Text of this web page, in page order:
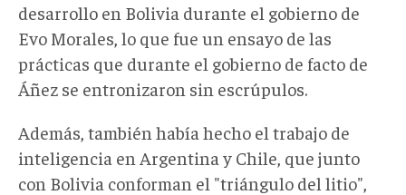
desarrollo en Bolivia durante el gobierno de
Evo Morales, lo que fue un ensayo de las
prácticas que durante el gobierno de facto de
Áñez se entronizaron sin escrúpulos.
Además, también había hecho el trabajo de
inteligencia en Argentina y Chile, que junto
con Bolivia conforman el "triángulo del litio",